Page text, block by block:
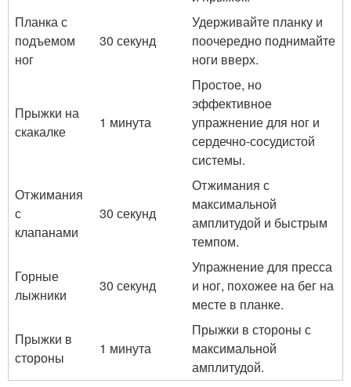
Планка с
подъемом
ног
30 секунд
Удерживайте планку и
поочередно поднимайте
ноги вверх.
Прыжки на
скакалке
1 минута
Простое, но
эффективное
упражнение для ног и
сердечно-сосудистой
системы.
Отжимания
с
клапанами
30 секунд
Отжимания с
максимальной
амплитудой и быстрым
темпом.
Горные
лыжники
30 секунд
Упражнение для пресса
и ног, похожее на бег на
месте в планке.
Прыжки в
стороны
1 минута
Прыжки в стороны с
максимальной
амплитудой.